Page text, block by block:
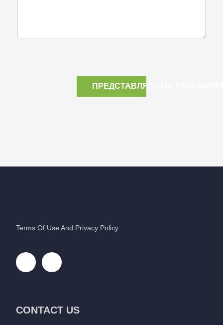
ПРЕДСТАВЛЯТЬ НА
Terms Of Use And Privacy Policy
CONTACT US